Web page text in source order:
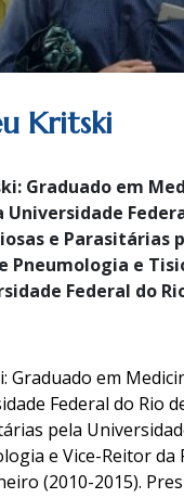
Kritski
Graduado em
e Parasitárias
Pneumologia e
Federal do
em
Federal do Rio
pela
e Vice-Reitor da
(2010-2015).